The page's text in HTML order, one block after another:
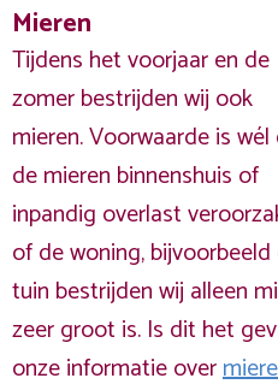
Mieren
Tijdens het voorjaar en de
zomer bestrijden wij ook
mieren. Voorwaarde is
de mieren binnenshuis of
inpandig overlast
of de woning,
tuin bestrijden wij alleen
zeer groot is. Is dit het
onze informatie over